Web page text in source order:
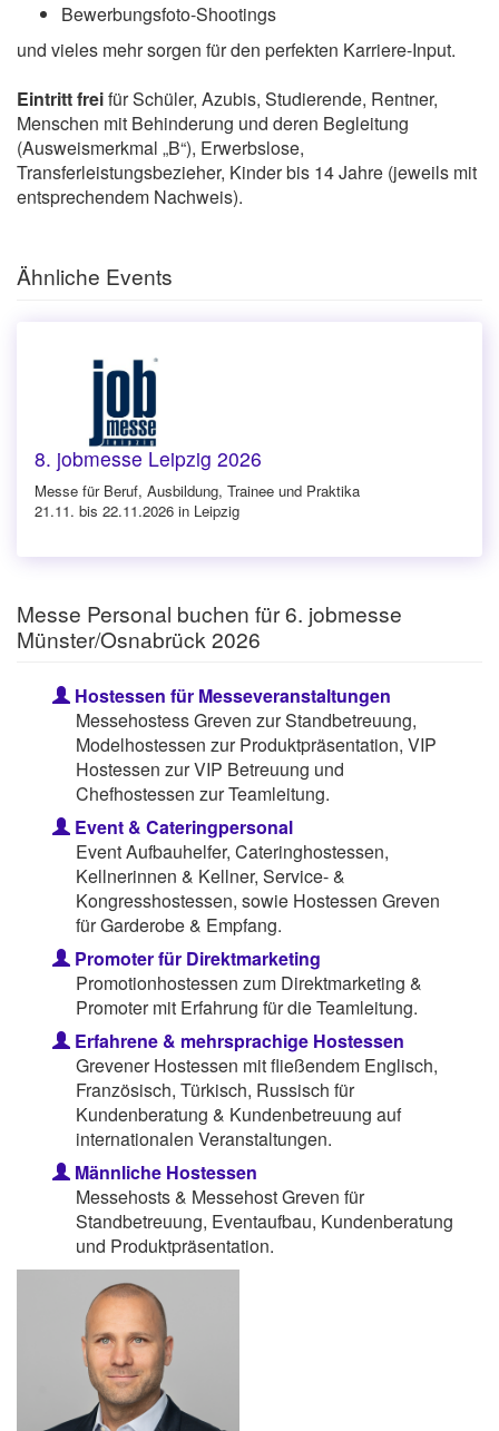
Bewerbungsfoto-Shootings
und vieles mehr sorgen für den perfekten Karriere-Input.
Eintritt freifür Schüler, Azubis, Studierende, Rentner,
Menschen mit Behinderung und deren Begleitung
(Ausweismerkmal „B“), Erwerbslose,
Transferleistungsbezieher, Kinder bis 14 Jahre (jeweils mit
entsprechendem Nachweis).
Ähnliche Events
8. jobmesse Leipzig 2026
Messe für Beruf, Ausbildung, Trainee und Praktika
21.11. bis 22.11.2026 in Leipzig
Messe Personal buchen für 6. jobmesse
Münster/Osnabrück 2026
Hostessen für Messeveranstaltungen
Messehostess Greven zur Standbetreuung,
Modelhostessen zur Produktpräsentation, VIP
Hostessen zur VIP Betreuung und
Chefhostessen zur Teamleitung.
Event & Cateringpersonal
Event Aufbauhelfer, Cateringhostessen,
Kellnerinnen & Kellner, Service- &
Kongresshostessen, sowie Hostessen Greven
für Garderobe & Empfang.
Promoter für Direktmarketing
Promotionhostessen zum Direktmarketing &
Promoter mit Erfahrung für die Teamleitung.
Erfahrene & mehrsprachige Hostessen
Grevener Hostessen mit fließendem Englisch,
Französisch, Türkisch, Russisch für
Kundenberatung & Kundenbetreuung auf
internationalen Veranstaltungen.
Männliche Hostessen
Messehosts & Messehost Greven für
Standbetreuung, Eventaufbau, Kundenberatung
und Produktpräsentation.